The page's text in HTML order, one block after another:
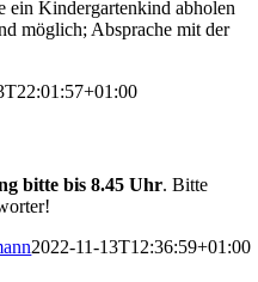
ein Kindergartenkind abholen
möglich; Absprache mit der
bitte bis 8.45 Uhr.Bitte
2022-11-13T12:36:59+01:00